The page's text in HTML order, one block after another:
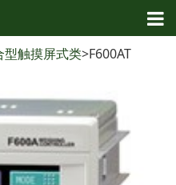
型触摸屏式类>F600AT